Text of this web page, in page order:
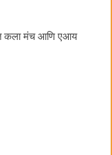
कला मंच आणि एआय